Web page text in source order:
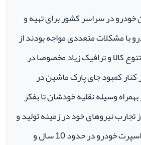
خودرو در سراسر کشور برای تهیه و
با مشکلات متعددی مواجه بودند از
کالا و ترافیک زیاد مخصوصا در
کمبود جای پارک ماشین در
بهمراه وسیله نقلیه خودشان تا بفکر
تجارب نیروهای خود در زمینه تولید و
فروش لوازم جانبی و اسپرت خودرو در حدود 10 سال و